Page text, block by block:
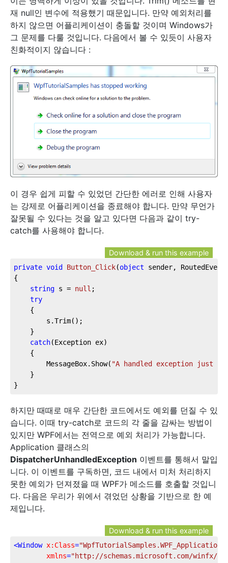
재 null인 변수에 적용했기 때문입니다. 만약 예외처리를
하지 않으면 어플리케이션이 충돌할 것이며 Windows가
그 문제를 다룰 것입니다. 다음에서 볼 수 있듯이 사용자
친화적이지 않습니다 :
이 경우 쉽게 피할 수 있었던 간단한 에러로 인해 사용자
는 강제로 어플리케이션을 종료해야 합니다. 만약 무언가
잘못될 수 있다는 것을 알고 있다면 다음과 같이 try-
catch를 사용해야 합니다.
Download & run this example
private void Button_Click(object sender,
{
string s = null ;
try
catch(Exception ex)
		MessageBox.Show(
"A handled exception just
}
하지만 때때로 매우 간단한 코드에서도 예외를 던질 수 있
습니다. 이때 try-catch로 코드의 각 줄을 감싸는 방법이
있지만 WPF에서는 전역으로 예외 처리가 가능합니다.
Application 클래스의
DispatcherUnhandledException 이벤트를 통해서 말입
니다. 이 이벤트를 구독하면, 코드 내에서 미처 처리하지
못한 예외가 던져졌을 때 WPF가 메소드를 호출할 것입니
다. 다음은 우리가 위에서 겪었던 상황을 기반으로 한 예
제입니다.
Download & run this example
<Window x:Class=
xmlns="http://schemas.microsoft.com/winfx/